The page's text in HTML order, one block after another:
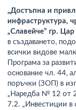
„Достъпна и
инфраструктура,
„Славейче” гр.
в създаването,
всички видове
Програма за
основание чл. 44,
поръчки (ЗОП) в
„Наредба № 12 от
7.2. „Инвестиции в